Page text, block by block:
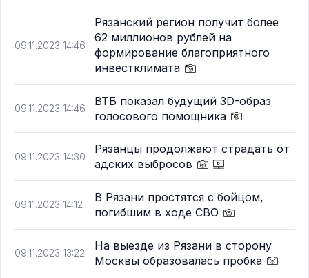
09.11.2023 14:46
Рязанский регион получит более
62 миллионов рублей на
формирование благоприятного
инвестклимата
09.11.2023 14:46
ВТБ показал будущий 3D-образ
голосового помощника
09.11.2023 14:30
Рязанцы продолжают страдать от
адских выбросов
09.11.2023 14:12
В Рязани простятся с бойцом,
погибшим в ходе СВО
09.11.2023 13:22
На выезде из Рязани в сторону
Москвы образовалась пробка